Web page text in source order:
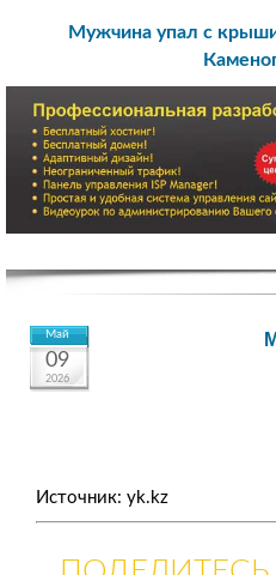
Мужчина упал с
Май
09
2026
Источник: yk.kz